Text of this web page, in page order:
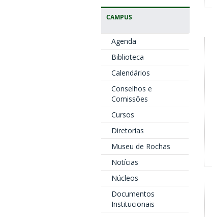
CAMPUS
Agenda
Biblioteca
Calendários
Conselhos e
Comissões
Cursos
Diretorias
Museu de Rochas
Notícias
Núcleos
Documentos
Institucionais